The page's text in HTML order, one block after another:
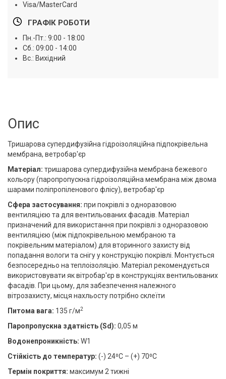
Visa/MasterCard
ГРАФІК РОБОТИ
Пн.-Пт.: 9:00 - 18:00
Сб.: 09:00 - 14:00
Вс.: Вихідний
Опис
Тришарова супердифузійна гідроізоляційна підпокрівельна
мембрана, ветробар'єр
Матеріал: тришарова супердифузійна мембрана бежевого
кольору (паропропускна гідроізоляційна мембрана між двома
шарами поліпропіленового флісу), ветробар'єр
Сфера застосування: при покрівлі з одноразовою
вентиляцією та для вентильованих фасадів. Матеріал
призначений для використання при покрівлі з одноразовою
вентиляцією (між підпокрівельною мембраною та
покрівельним матеріалом) для вторинного захисту від
попадання вологи та снігу у конструкцію покрівлі. Монтується
безпосередньо на теплоізоляцію. Матеріал рекомендується
використовувати як вітробар'єр в конструкціях вентильованих
фасадів. При цьому, для забезпечення належного
вітрозахисту, місця нахльосту потрібно склеїти
Питома вага: 135 г/м2
Паропропускна здатність (Sd): 0,05 м
Водонепроникність: W1
Стійкість до температур: (-) 24⁰С – (+) 70⁰С
Термін покриття: максимум 2 тижні